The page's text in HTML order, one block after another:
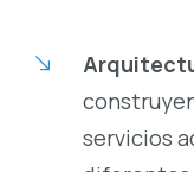
servicios